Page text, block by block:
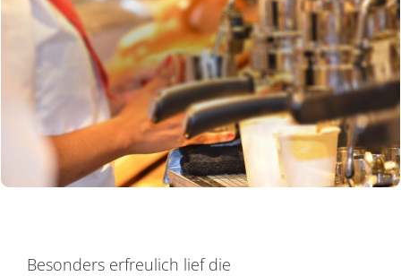
Besonders erfreulich lief die